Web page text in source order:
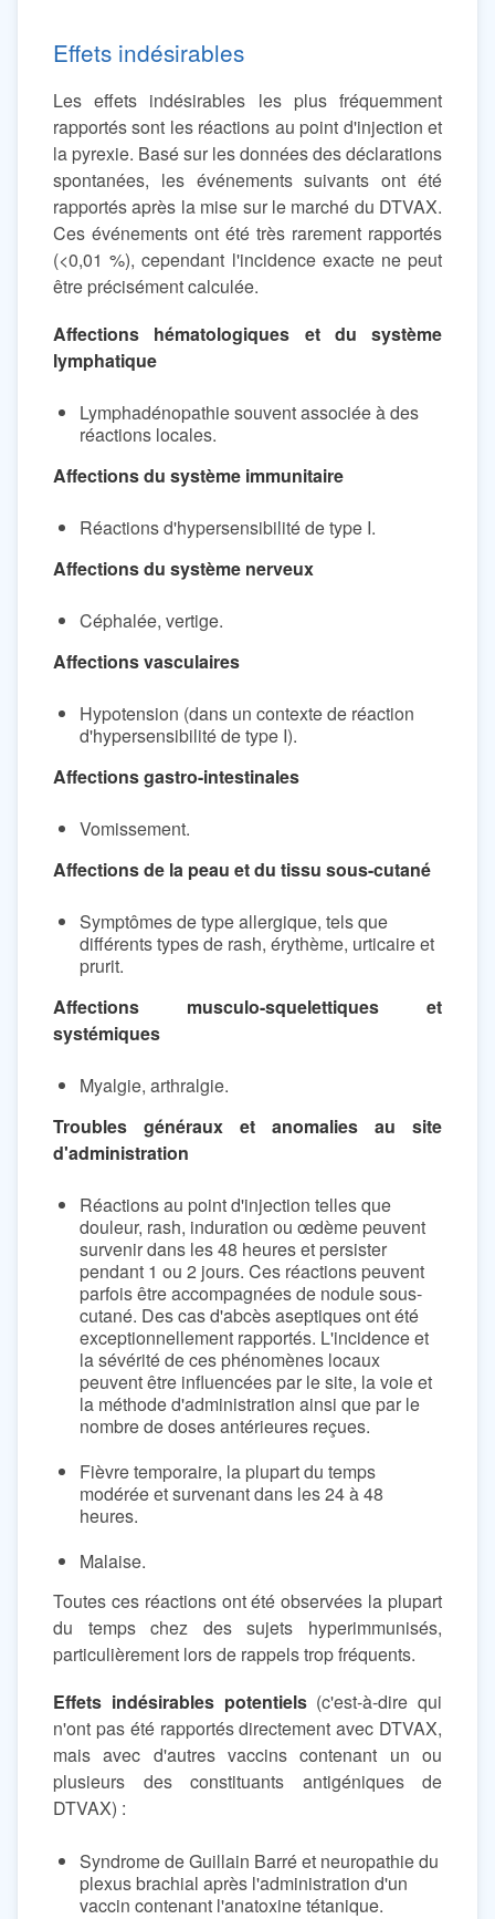
Effets indésirables
Les effets indésirables les plus fréquemment
rapportés sont les réactions au point d'injection et
la pyrexie. Basé sur les données des déclarations
spontanées, les événements suivants ont été
rapportés après la mise sur le marché du DTVAX.
Ces événements ont été très rarement rapportés
(<0,01 %), cependant l'incidence exacte ne peut
être précisément calculée.
Affections hématologiques et du système
lymphatique
Lymphadénopathie souvent associée à des
réactions locales.
Affections du système immunitaire
Réactions d'hypersensibilité de type I.
Affections du système nerveux
Céphalée, vertige.
Affections vasculaires
Hypotension (dans un contexte de réaction
d'hypersensibilité de type I).
Affections gastro-intestinales
Vomissement.
Affections de la peau et du tissu sous-cutané
Symptômes de type allergique, tels que
différents types de rash, érythème, urticaire et
prurit.
Affections musculo-squelettiques et
systémiques
Myalgie, arthralgie.
Troubles généraux et anomalies au site
d'administration
Réactions au point d'injection telles que
douleur, rash, induration ou œdème peuvent
survenir dans les 48 heures et persister
pendant 1 ou 2 jours. Ces réactions peuvent
parfois être accompagnées de nodule sous-
cutané. Des cas d'abcès aseptiques ont été
exceptionnellement rapportés. L'incidence et
la sévérité de ces phénomènes locaux
peuvent être influencées par le site, la voie et
la méthode d'administration ainsi que par le
nombre de doses antérieures reçues.
Fièvre temporaire, la plupart du temps
modérée et survenant dans les 24 à 48
heures.
Malaise.
Toutes ces réactions ont été observées la plupart
du temps chez des sujets hyperimmunisés,
particulièrement lors de rappels trop fréquents.
Effets indésirables potentiels(c'est-à-dire qui
n'ont pas été rapportés directement avec DTVAX,
mais avec d'autres vaccins contenant un ou
plusieurs des constituants antigéniques de
DTVAX) :
Syndrome de Guillain Barré et neuropathie du
plexus brachial après l'administration d'un
vaccin contenant l'anatoxine tétanique.